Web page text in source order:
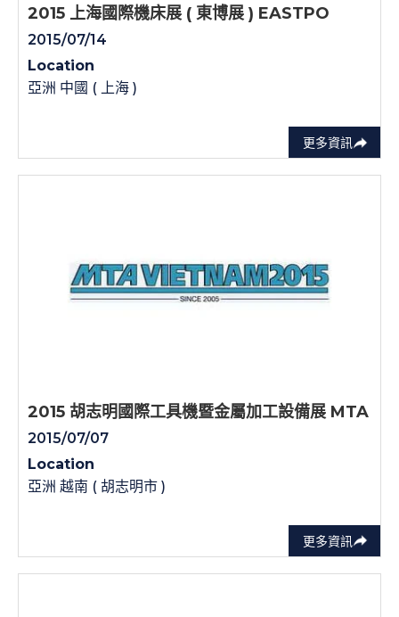
更多資訊
2015 上海國際機床展 ( 東博展 ) EASTPO
2015/07/14
Location
亞洲 中國 ( 上海 )
更多資訊
2015 胡志明國際工具機暨金屬加工設備展 MTA
2015/07/07
Location
亞洲 越南 ( 胡志明市 )